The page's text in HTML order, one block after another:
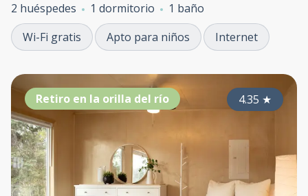
2 huéspedes 1 dormitorio
1 baño
Wi-Fi gratis
Apto para niños Internet
Retiro en la orilla del río 4.35 ★